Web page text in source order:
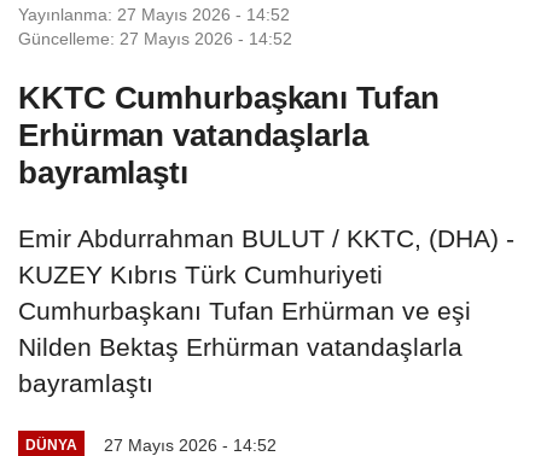
Yayınlanma: 27 Mayıs 2026 - 14:52
Güncelleme: 27 Mayıs 2026 - 14:52
KKTC Cumhurbaşkanı Tufan
Erhürman vatandaşlarla
bayramlaştı
Emir Abdurrahman BULUT / KKTC, (DHA) -
KUZEY Kıbrıs Türk Cumhuriyeti
Cumhurbaşkanı Tufan Erhürman ve eşi
Nilden Bektaş Erhürman vatandaşlarla
bayramlaştı
DÜNYA 27 Mayıs 2026 - 14:52